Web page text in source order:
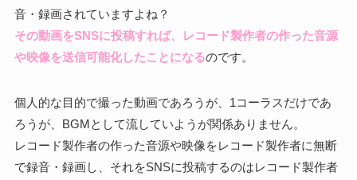
音・録画されていますよね？
その動画をSNSに投稿すれば、レコード製作者の作った音源
や映像を送信可能化したことになるのです。
個人的な目的で撮った動画であろうが、1コーラスだけであ
ろうが、BGMとして流していようが関係ありません。
レコード製作者の作った音源や映像をレコード製作者に無断
で録音・録画し、それをSNSに投稿するのはレコード製作者